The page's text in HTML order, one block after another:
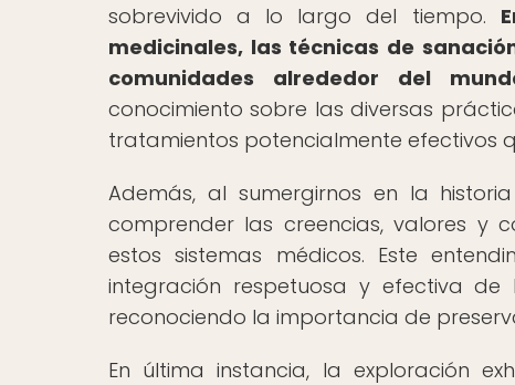
sobrevivido a lo largo del tiempo.
medicinales, las técnicas de
comunidades alrededor del
conocimiento sobre las diversas
tratamientos potencialmente efectivos
Además, al sumergirnos en la
comprender las creencias, valores y
estos sistemas médicos. Este
integración respetuosa y efectiva
reconociendo la importancia de
En última instancia, la exploración